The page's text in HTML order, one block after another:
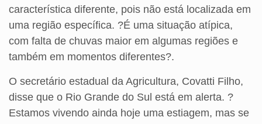
característica diferente, pois não está localizada em
uma região específica. ?É uma situação atípica,
com falta de chuvas maior em algumas regiões e
também em momentos diferentes?.
O secretário estadual da Agricultura, Covatti Filho,
disse que o Rio Grande do Sul está em alerta. ?
Estamos vivendo ainda hoje uma estiagem, mas se